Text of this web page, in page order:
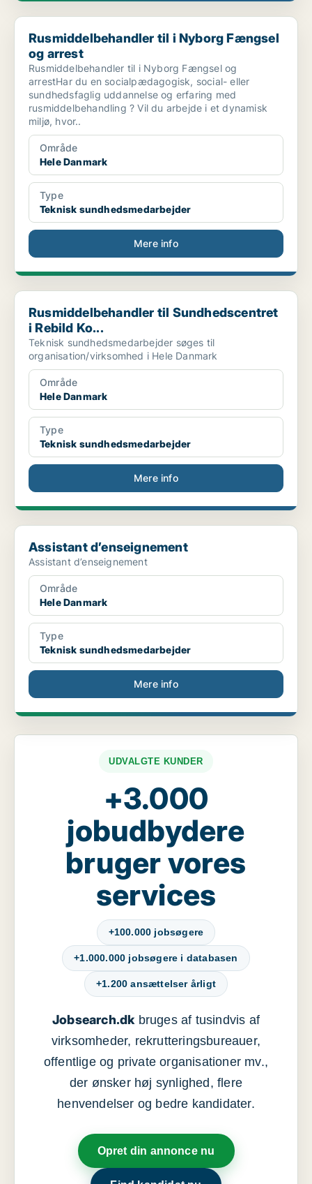
Rusmiddelbehandler til i Nyborg Fængsel og arrest
Rusmiddelbehandler til i Nyborg Fængsel
og arrest
Rusmiddelbehandler til i Nyborg Fængsel og
arrestHar du en socialpædagogisk, social- eller
sundhedsfaglig uddannelse og erfaring med
rusmiddelbehandling ? Vil du arbejde i et dynamisk
miljø, hvor..
Område
Hele Danmark
Type
Teknisk sundhedsmedarbejder
Mere info
Rusmiddelbehandler til Sundhedscentret i Rebild Ko...
Rusmiddelbehandler til Sundhedscentret
i Rebild Ko...
Teknisk sundhedsmedarbejder søges til
organisation/virksomhed i Hele Danmark
Område
Hele Danmark
Type
Teknisk sundhedsmedarbejder
Mere info
Assistant d’enseignement
Assistant d’enseignement
Assistant d’enseignement
Område
Hele Danmark
Type
Teknisk sundhedsmedarbejder
Mere info
UDVALGTE KUNDER
+3.000
jobudbydere
bruger vores
services
+100.000 jobsøgere
+1.000.000 jobsøgere i databasen
+1.200 ansættelser årligt
Jobsearch.dkbruges af tusindvis af
virksomheder, rekrutteringsbureauer,
offentlige og private organisationer mv.,
der ønsker høj synlighed, flere
henvendelser og bedre kandidater.
Opret din annonce nu